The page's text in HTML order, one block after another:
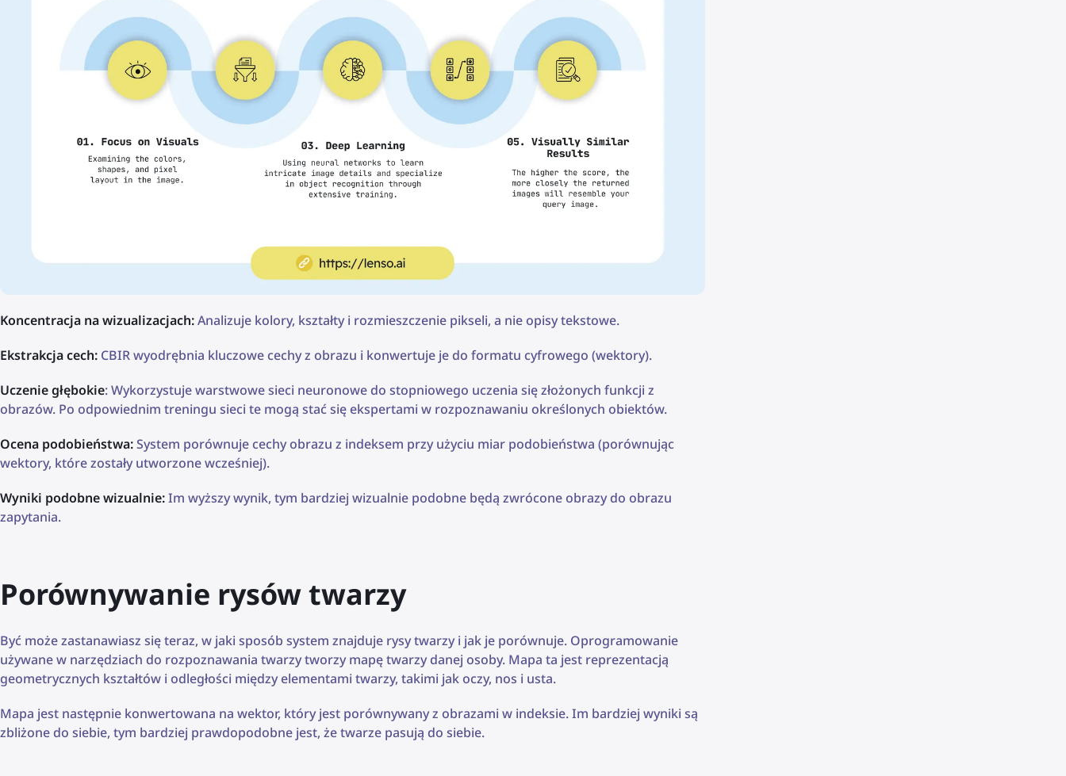
Koncentracja na wizualizacjach:Analizuje kolory, kształty i rozmieszczenie pikseli, a nie opisy tekstowe.
Ekstrakcja cech: CBIR wyodrębnia kluczowe cechy z obrazu i konwertuje je do formatu cyfrowego (wektory).
Uczenie głębokie: Wykorzystuje warstwowe sieci neuronowe do stopniowego uczenia się złożonych funkcji z
obrazów. Po odpowiednim treningu sieci te mogą stać się ekspertami w rozpoznawaniu określonych obiektów.
Ocena podobieństwa:System porównuje cechy obrazu z indeksem przy użyciu miar podobieństwa (porównując
wektory, które zostały utworzone wcześniej).
Wyniki podobne wizualnie:Im wyższy wynik, tym bardziej wizualnie podobne będą zwrócone obrazy do obrazu
zapytania.
Porównywanie rysów twarzy
Być może zastanawiasz się teraz, w jaki sposób system znajduje rysy twarzy i jak je porównuje. Oprogramowanie
używane w narzędziach do rozpoznawania twarzy tworzy mapę twarzy danej osoby. Mapa ta jest reprezentacją
geometrycznych kształtów i odległości między elementami twarzy, takimi jak oczy, nos i usta.
Mapa jest następnie konwertowana na wektor, który jest porównywany z obrazami w indeksie. Im bardziej wyniki są
zbliżone do siebie, tym bardziej prawdopodobne jest, że twarze pasują do siebie.